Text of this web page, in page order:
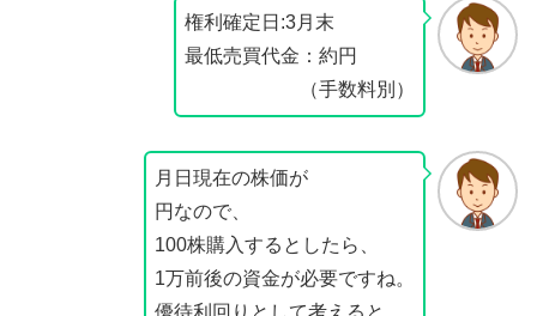
権利確定日:3月末
最低売買代金：約円
（手数料別）
月日現在の株価が
円なので、
100株購入するとしたら、
1万前後の資金が必要ですね。